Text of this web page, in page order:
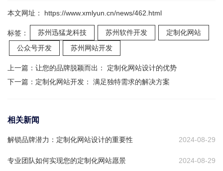
本文网址： https://www.xmlyun.cn/news/462.html
标签： 苏州迅猛龙科技 苏州软件开发
定制化网站
公众号开发
苏州网站开发
上一篇： 让您的品牌脱颖而出： 定制化网站设计的优势
下一篇： 定制化网站开发： 满足独特需求的解决方案
相关新闻
2024-08-29
解锁品牌潜力：定制化网站设计的重要性
2024-08-29
专业团队如何实现您的定制化网站愿景